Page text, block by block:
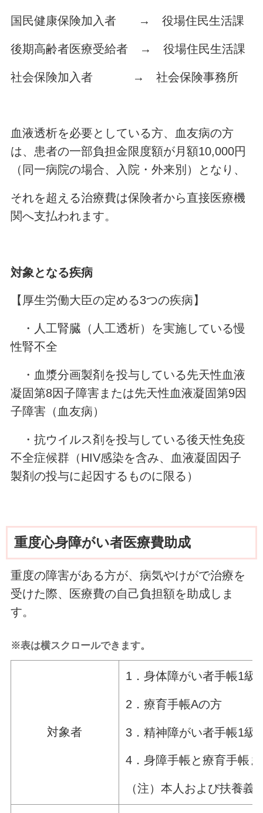
国民健康保険加入者 → 役場住民生活課
後期高齢者医療受給者 → 役場住民生活課
社会保険加入者 → 社会保険事務所
血液透析を必要としている方、血友病の方
は、患者の一部負担金限度額が月額10,000円
（同一病院の場合、入院・外来別）となり、
それを超える治療費は保険者から直接医療機
関へ支払われます。
対象となる疾病
【厚生労働大臣の定める3つの疾病】
・人工腎臓（人工透析）を実施している慢
性腎不全
・血漿分画製剤を投与している先天性血液
凝固第8因子障害または先天性血液凝固第9因
子障害（血友病）
・抗ウイルス剤を投与している後天性免疫
不全症候群（HIV感染を含み、血液凝固因子
製剤の投与に起因するものに限る）
重度心身障がい者医療費助成
重度の障害がある方が、病気やけがで治療を
受けた際、医療費の自己負担額を助成しま
す。
※表は横スクロールできます。
対象者
1．身体障がい者手帳1級
2．療育手帳Aの方
3．精神障がい者手帳1級
4．身障手帳と療育手帳
（注）本人および扶養